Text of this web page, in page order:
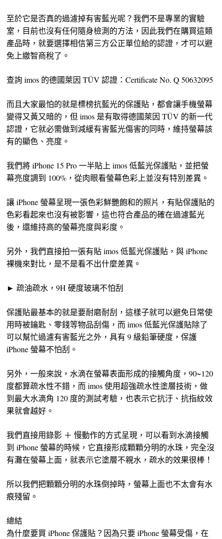
至於它是否真的過濾掉有害藍光呢？我們不是專業的實驗
室，目前也沒有任何隨身檢測的方法，因此我們在購買這類
產品時，就要選擇相信第三方公正單位給的認證，才可以避
免上繳智商稅了。
查詢 imos 的德國萊因 TÜV 認證：Certificate No. Q 50632095
而且大家最怕的就是標榜抗藍光的保護貼，都會讓手機螢幕
變得又黃又暗的，但 imos 是有取得德國萊因 TÜV 的新一代
認證，它就必需做到減緩有害藍光傷害的同時，維持螢幕該
有的顯色、亮度。
我們將 iPhone 15 Pro 一半貼上 imos 低藍光保護貼，並把螢
幕亮度調到 100%，從肉眼看螢幕色彩上並沒有特別差異。
讓 iPhone 螢幕呈現一張色彩鮮艷飽和的照片，有貼保護貼的
色彩看起來也沒有被影響，這也符合產品的確在過濾藍光
後，還維持高的螢幕亮度與彩度。
另外，我們直接拍一張有貼 imos 低藍光保護貼，與 iPhone
裸機來對比，是不是看不出什麼差異。
► 疏油疏水，9H 硬度玻璃不怕刮
保護貼最基本的就是要耐磨耐刮，這樣子就可以避免日常使
用時被鑰匙、零錢等物品刮傷，而 imos 低藍光保護貼除了
可以幫忙過濾有害藍光之外，具有 9 級鉛筆硬度，保護
iPhone 螢幕不怕刮。
另外，一般來說，水滴在螢幕表面形成的接觸角度，90~120
度都算疏水性不錯，而 imos 使用超強疏水性塗層技術，做
到最大水滴角 120 度的測試考驗，也表示它抗汙、抗指紋效
果就會越好。
我們直接用錄影 ＋ 慢動作的方式呈現，可以看到水滴接觸
到 iPhone 螢幕的時候，它直接形成顆顆分明的水珠，完全沒
有灘在螢幕上面，就表示它塗層不親水，疏水的效果很棒！
所以我們把顆顆分明的水珠倒掉時，螢幕上面也不太會有水
痕殘留。
總結
為什麼要買 iPhone 保護貼？因為只要 iPhone 螢幕受傷，在